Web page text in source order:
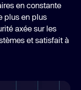
en constante
plus en plus
axée sur les
et satisfait à